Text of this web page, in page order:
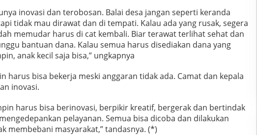
inovasi dan terobosan. Balai desa jangan seperti keranda
tidak mau dirawat dan di tempati. Kalau ada yang rusak, segera
memudar harus di cat kembali. Biar terawat terlihat sehat dan
bantuan dana. Kalau semua harus disediakan dana yang
anak kecil saja bisa,” ungkapnya
harus bisa bekerja meski anggaran tidak ada. Camat dan kepala
inovasi.
harus bisa berinovasi, berpikir kreatif, bergerak dan bertindak
pelayanan. Semua bisa dicoba dan dilakukan
membebani masyarakat,” tandasnya. (*)